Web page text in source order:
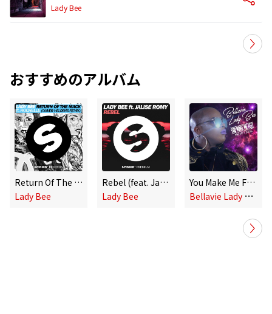
Lady Bee
おすすめのアルバム
Return Of The Mack (feat. Rochelle) [Oliver Heldens Remix]
Lady Bee
Rebel (feat. Jalise Romy)
Lady Bee
You Make Me Feel (Mighty Real) (Klubkidz Mixes)
B
ellavie Lady Bee